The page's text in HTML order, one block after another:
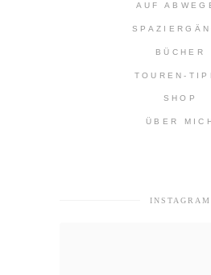
AUF
BÜCHER
TOUREN-
SHOP
ÜBER
INSTAGRAM